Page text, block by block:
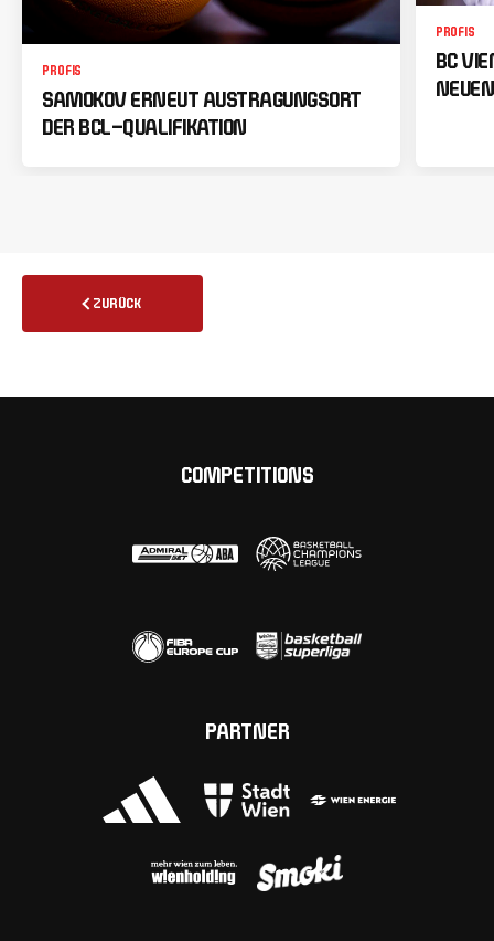
PROFIS
SAMOKOV ERNEUT AUSTRAGUNGSORT
DER BCL-QUALIFIKATION
PROFIS
BC
ZURÜCK
COMPETITIONS
PARTNER